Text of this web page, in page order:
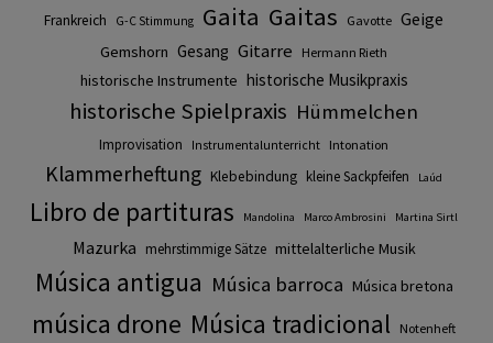
Frankreich G-C Stimmung Gaita Gaitas Gavotte Geige
Gemshorn Gesang Gitarre Hermann Rieth
historische Instrumente historische Musikpraxis
historische Spielpraxis Hümmelchen
Improvisation Instrumentalunterricht Intonation
Klammerheftung Klebebindung kleine Sackpfeifen Laúd
Libro de partituras Mandolina Marco Ambrosini Martina Sirtl
Mazurka mehrstimmige Sätze mittelalterliche Musik
Música antigua Música barroca Música bretona
música drone Música tradicional Notenheft